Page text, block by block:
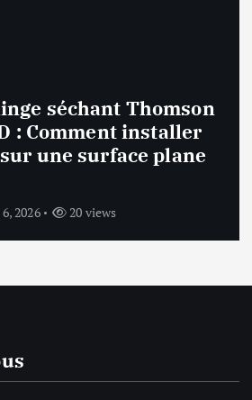
F94841WH LG
faire si la machine
inconnue ?
2026 23 views